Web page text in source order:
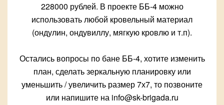
228000 рублей. В проекте ББ-4 можно
использовать любой кровельный материал
(ондулин, ондувиллу, мягкую кровлю и т.п).
Остались вопросы по бане ББ-4, хотите изменить
план, сделать зеркальную планировку или
уменьшить / увеличить размер 7х7, то позвоните
или напишите на info@sk-brigada.ru